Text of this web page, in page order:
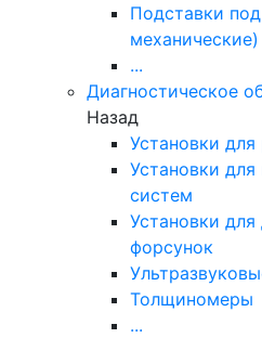
Подставки
механические)
...
Диагностическое
Назад
Установки для
Установки
систем
Установки
форсунок
Толщиномеры
...